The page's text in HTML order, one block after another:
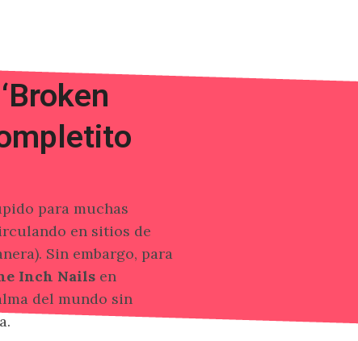
para muchas
en sitios de
Sin embargo, para
Inch Nails en
del mundo sin